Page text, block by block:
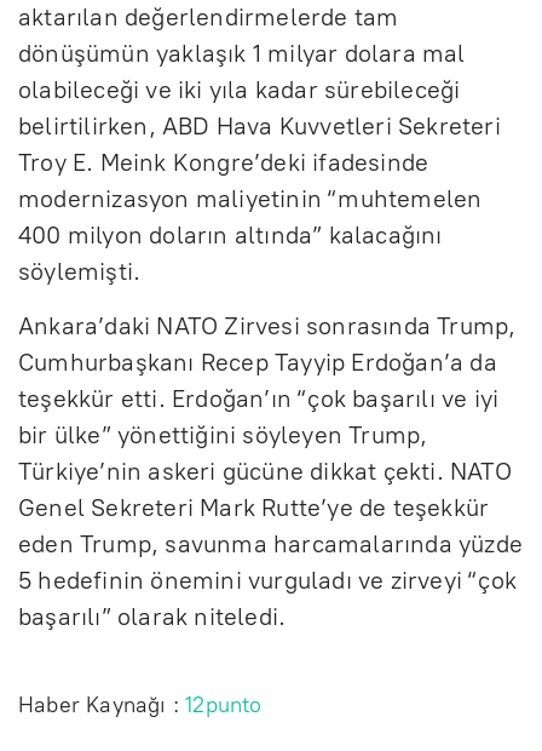
aktarılan değerlendirmelerde tam
dönüşümün yaklaşık 1 milyar dolara mal
olabileceği ve iki yıla kadar sürebileceği
belirtilirken, ABD Hava Kuvvetleri Sekreteri
Troy E. Meink Kongre’deki ifadesinde
modernizasyon maliyetinin “muhtemelen
400 milyon doların altında” kalacağını
söylemişti.
Ankara’daki NATO Zirvesi sonrasında Trump,
Cumhurbaşkanı Recep Tayyip Erdoğan’a da
teşekkür etti. Erdoğan’ın “çok başarılı ve iyi
bir ülke” yönettiğini söyleyen Trump,
Türkiye’nin askeri gücüne dikkat çekti. NATO
Genel Sekreteri Mark Rutte’ye de teşekkür
eden Trump, savunma harcamalarında yüzde
5 hedefinin önemini vurguladı ve zirveyi “çok
başarılı” olarak niteledi.
Haber Kaynağı :12punto